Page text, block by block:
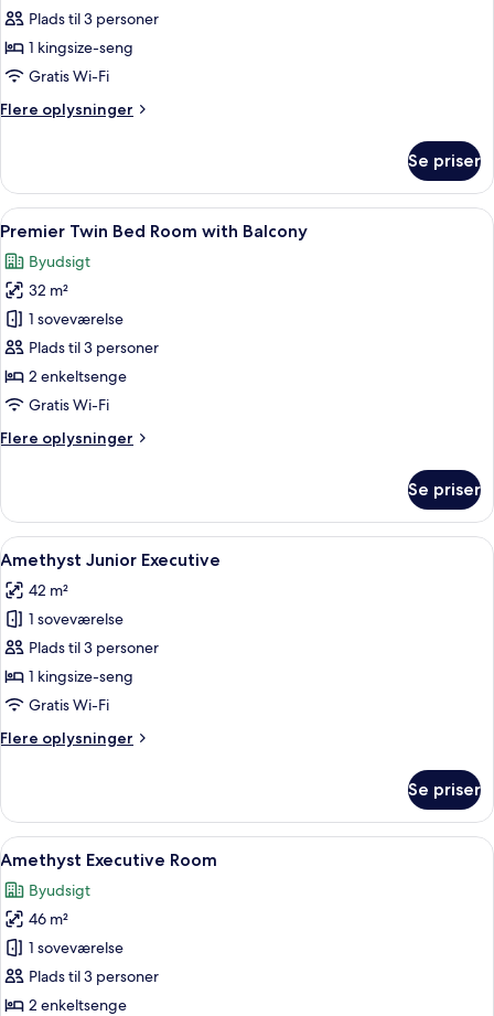
King
Bed
Room
Balcony
Plads til 3 personer
1 kingsize-seng
Gratis Wi-Fi
Flere oplysninger
Flere
King
Bed
Room
Balcony
Se priser
Indlæs
alle
billeder
af
Premier
Twin
Bed
Room
Balcony
Et moderne hotelværelse med en
10
Premier Twin Bed Room with Balcony
Byudsigt
32 m²
1 soveværelse
Plads til 3 personer
2 enkeltsenge
Gratis Wi-Fi
Flere oplysninger
Flere
Twin
Bed
Room
Balcony
Se priser
Indlæs
alle
billeder
af
Amethyst
Junior
Executive
Et moderne hotelværelse med en
8
Amethyst Junior Executive
42 m²
1 soveværelse
Plads til 3 personer
1 kingsize-seng
Gratis Wi-Fi
Flere oplysninger
Flere
Junior
Executive
Se priser
Indlæs
alle
billeder
af
Amethyst
Executive
Room
Et moderne hotelværelse med en
6
Amethyst Executive Room
Byudsigt
46 m²
1 soveværelse
Plads til 3 personer
2 enkeltsenge